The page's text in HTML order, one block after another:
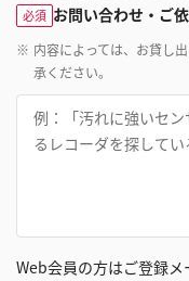
必須 お問い合わせ・ご
※ 内容によっては、お貸し
承ください。
Web会員の方はご登録メ